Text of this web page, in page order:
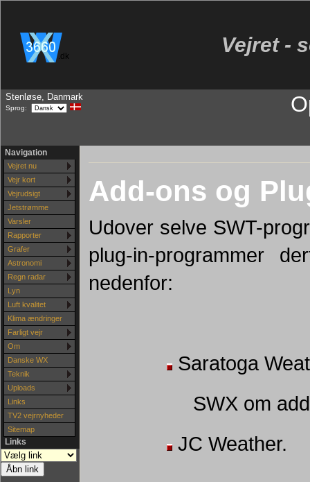
.dk Vejret -
Stenløse, Danmark
Sprog:
Navigation
Vejret nu
Vejr kort
Vejrudsigt
Jetstrømme
Varsler
Rapporter
Grafer
Astronomi
Regn radar
Lyn
Luft kvalitet
Klima ændringer
Farligt vejr
Om
Danske WX
Teknik
Uploads
Links
TV2 vejrnyheder
Sitemap
Links
Add-ons og
Udover selve SWT-
plug-in-programmer
nedenfor:
Saratoga
SWX om
JC Weather.